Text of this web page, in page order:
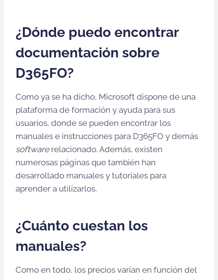
¿Dónde puedo encontrar
documentación sobre
D365FO?
Como ya se ha dicho, Microsoft dispone de una
plataforma de formación y ayuda para sus
usuarios, donde se pueden encontrar los
manuales e instrucciones para D365FO y demás
software relacionado. Además, existen
numerosas páginas que también han
desarrollado manuales y tutoriales para
aprender a utilizarlos.
¿Cuánto cuestan los
manuales?
Como en todo, los precios varían en función del